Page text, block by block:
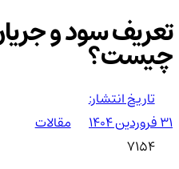
تعریف سود و
چیست؟
تاریخ انتشار:
۳۱ فروردین ۱۴۰۴
مقالات
7154